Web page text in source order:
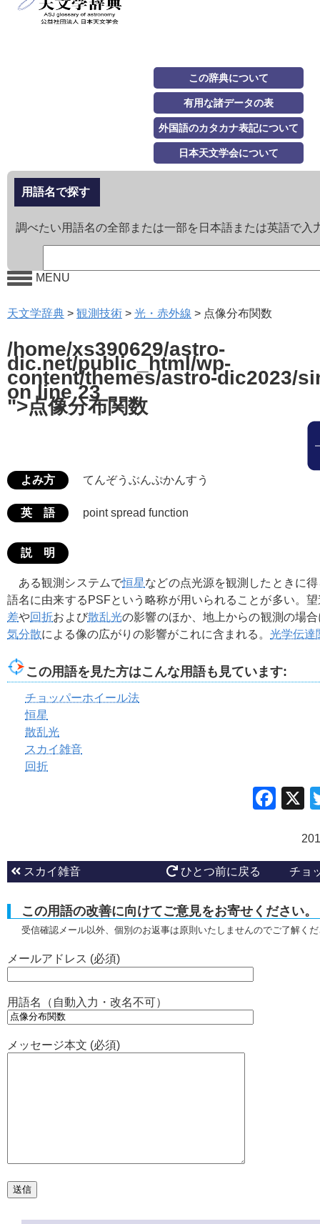
この辞典について
有用な諸データの表
外国語のカタカナ表記について
日本天文学会について
用語名で探す
調べたい用語名の全部または一部を日本語または英語で入
MENU
天文学辞典 > 観測技術 > 光・赤外線 > 点像分布関数
/home/xs390629/astro-
dic.net/public_html/wp-
content/themes/astro-dic2023/
on line23
">点像分布関数
よみ方 てんぞうぶんぷかんすう
英 語 point spread function
説 明
ある観測システムで恒星などの点光源を観測したときに
語名に由来するPSFという略称が用いられることが多い。
差や回折および散乱光の影響のほか、地上からの観測の場
気分散による像の広がりの影響がこれに含まれる。 光学伝達
この用語を見た方はこんな用語も見ています:
チョッパーホイール法
恒星
散乱光
スカイ雑音
回折
スカイ雑音 ひとつ前に戻る チョ
この用語の改善に向けてご意見をお寄せください。
受信確認メール以外、個別のお返事は原則いたしませんのでご了解く
メールアドレス (必須)
用語名（自動入力・改名不可）
メッセージ本文 (必須)